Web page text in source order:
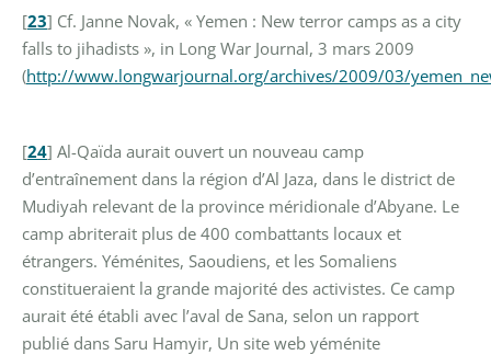
[23] Cf. Janne Novak, « Yemen : New terror camps as a city
falls to jihadists », in Long War Journal, 3 mars 2009
(http://www.longwarjournal.org/archives/2009/03/
[24] Al-Qaïda aurait ouvert un nouveau camp
d’entraînement dans la région d’Al Jaza, dans le district de
Mudiyah relevant de la province méridionale d’Abyane. Le
camp abriterait plus de 400 combattants locaux et
étrangers. Yéménites, Saoudiens, et les Somaliens
constitueraient la grande majorité des activistes. Ce camp
aurait été établi avec l’aval de Sana, selon un rapport
publié dans Saru Hamyir, Un site web yéménite